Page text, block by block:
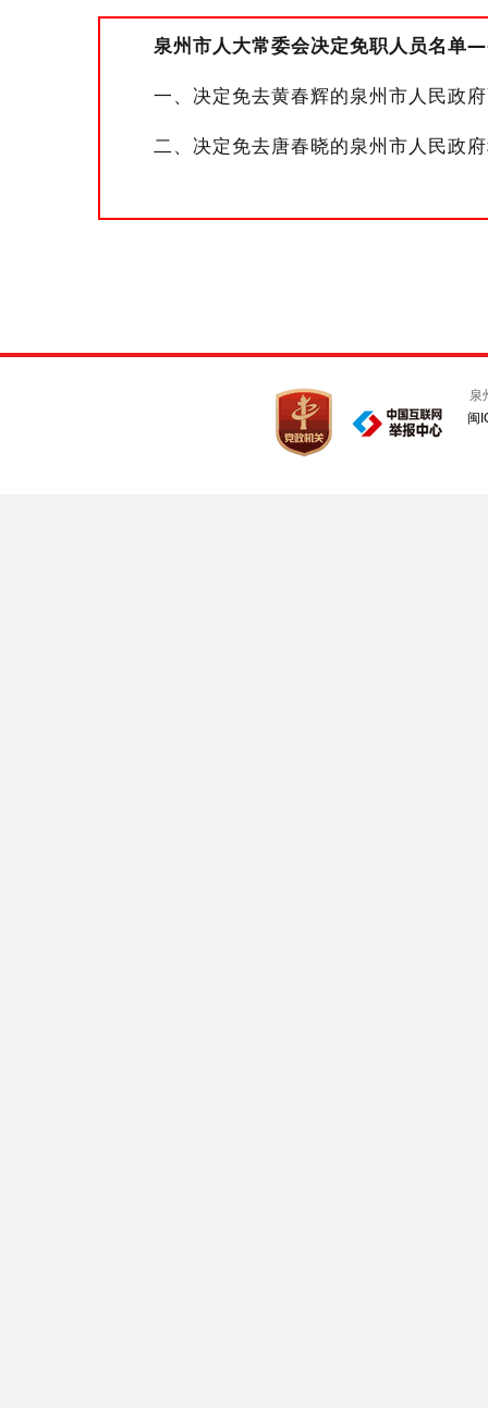
泉州市人大常委会决定免职人员名单
一、决定免去黄春辉的泉州市人民政
二、决定免去唐春晓的泉州市人民政
泉
闽